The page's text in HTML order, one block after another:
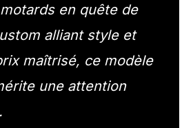
en quête de
alliant style et
maîtrisé, ce modèle
une attention